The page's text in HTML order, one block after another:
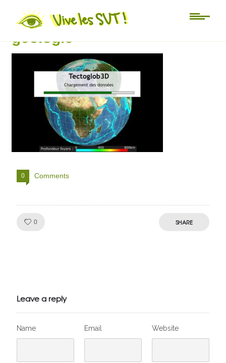
tectoglob-3D-SVT-logiciel-
geologie
0 Comments
0 SHARE
Leave a reply
Name Email Website